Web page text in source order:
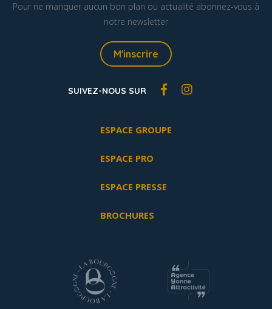
Pour ne manquer aucun bon plan ou actualité abonnez-vous à
notre newsletter
M'inscrire
SUIVEZ-NOUS SUR
ESPACE GROUPE
ESPACE PRO
ESPACE PRESSE
BROCHURES